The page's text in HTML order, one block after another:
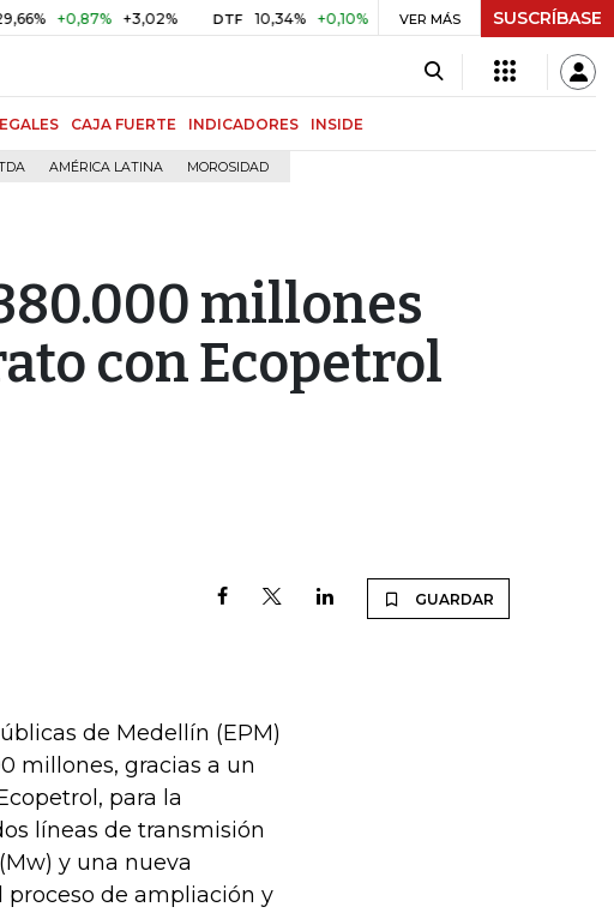
+0,87% +3,02% DTF 10,34% +0,10% +0,98% UVR $ 416,86 +$ 0,05
VER MÁS SUSCRÍBASE
CAJA FUERTE INDICADORES INSIDE
AMÉRICA LATINA MOROSIDAD
millones
con Ecopetrol
GUARDAR
de Medellín (EPM)
millones, gracias a un
para la
líneas de transmisión
y una nueva
proceso de ampliación y